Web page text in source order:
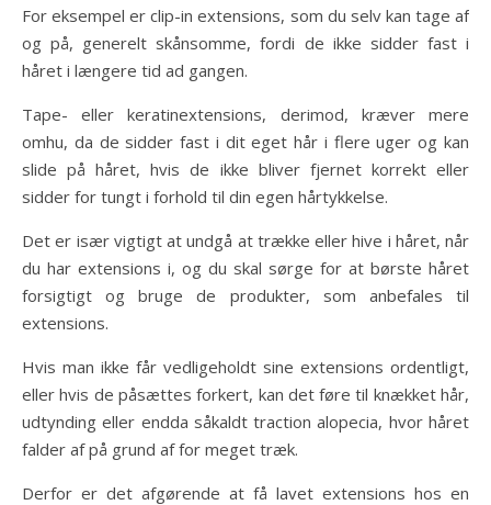
For eksempel er clip-in extensions, som du selv kan tage af
og på, generelt skånsomme, fordi de ikke sidder fast i
håret i længere tid ad gangen.
Tape- eller keratinextensions, derimod, kræver mere
omhu, da de sidder fast i dit eget hår i flere uger og kan
slide på håret, hvis de ikke bliver fjernet korrekt eller
sidder for tungt i forhold til din egen hårtykkelse.
Det er især vigtigt at undgå at trække eller hive i håret, når
du har extensions i, og du skal sørge for at børste håret
forsigtigt og bruge de produkter, som anbefales til
extensions.
Hvis man ikke får vedligeholdt sine extensions ordentligt,
eller hvis de påsættes forkert, kan det føre til knækket hår,
udtynding eller endda såkaldt traction alopecia, hvor håret
falder af på grund af for meget træk.
Derfor er det afgørende at få lavet extensions hos en